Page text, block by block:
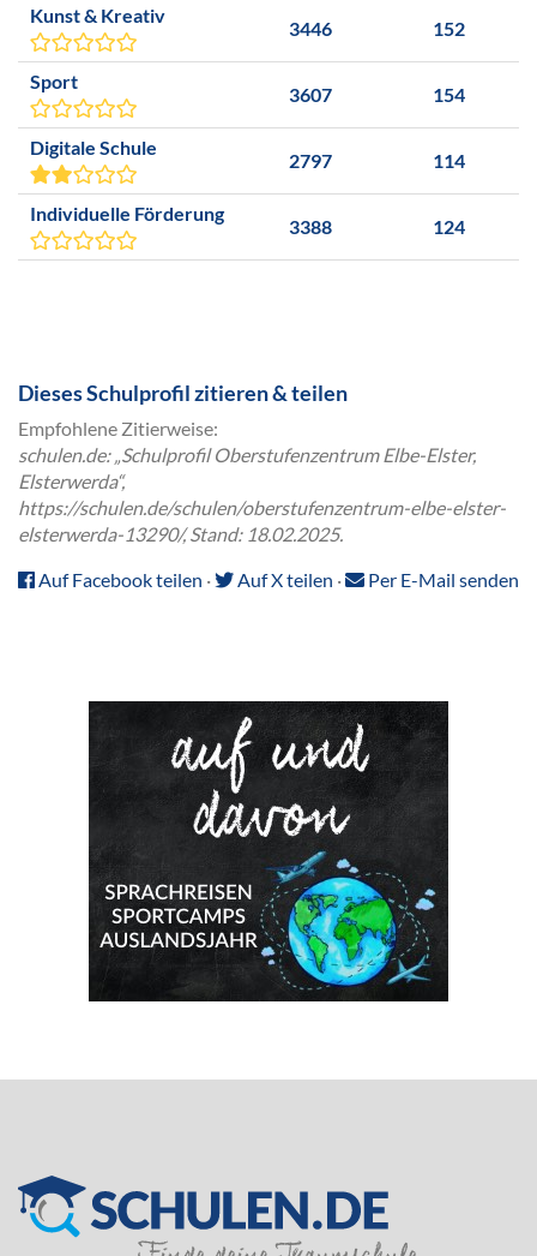
Kunst & Kreativ
3446 152
Sport
3607 154
Digitale Schule
2797 114
Individuelle Förderung
3388 124
Dieses Schulprofil zitieren & teilen
Empfohlene Zitierweise:
schulen.de: „Schulprofil Oberstufenzentrum Elbe-Elster,
Elsterwerda“,
https://schulen.de/schulen/oberstufenzentrum-elbe-elster-
elsterwerda-13290/, Stand: 18.02.2025.
Auf Facebook teilen · Auf X teilen · Per E-Mail senden